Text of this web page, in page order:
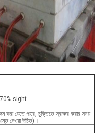
70% sight
করা যেতে পারে, চুক্তিতে স্বাক্ষর করার সময়
নেওয়া উচিত)।